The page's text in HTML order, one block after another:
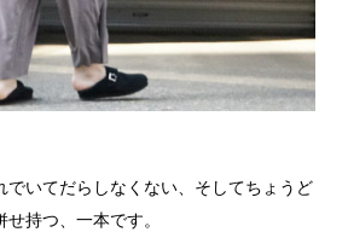
でいてだらしなくない、そしてちょうど
持つ、一本です。